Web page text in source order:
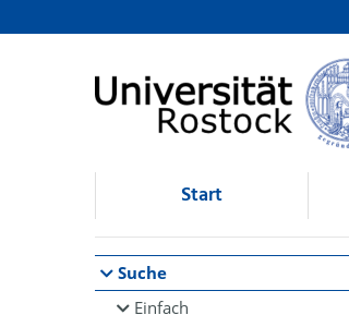
Browsen
direkt zum Inhalt
Start
Suche
Einfach